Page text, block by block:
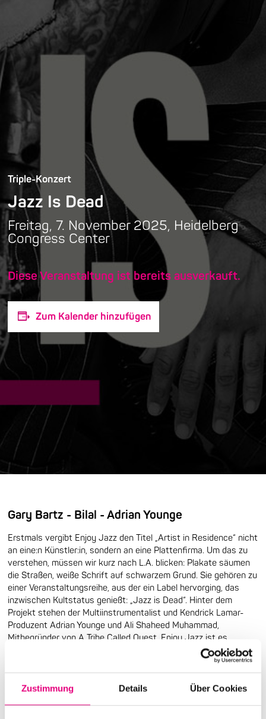
Zustimmung Details Über Cookies
Triple-Konzert
Jazz Is Dead
Freitag, 7. November 2025, Heidelberg
Congress Center
Diese Veranstaltung ist bereits ausverkauft.
Zum Kalender hinzufügen
Gary Bartz - Bilal - Adrian Younge
Erstmals vergibt Enjoy Jazz den Titel „Artist in Residence“ nicht
an eine:n Künstler:in, sondern an eine Plattenfirma. Um das zu
verstehen, müssen wir kurz nach L.A. blicken: Plakate säumen
die Straßen, weiße Schrift auf schwarzem Grund. Sie gehören zu
einer Veranstaltungsreihe, aus der ein Label hervorging, das
inzwischen Kultstatus genießt: „Jazz is Dead“. Hinter dem
Projekt stehen der Multiinstrumentalist und Kendrick Lamar-
Produzent Adrian Younge und Ali Shaheed Muhammad,
Mitbegründer von A Tribe Called Quest. Enjoy Jazz ist es
gelungen, einen großen Label-Abend nach Heidelberg zu holen.
Und nicht nur Adrian Younge kommt. Er bringt weitere Top-Acts
mit: den Sänger Bilal (u.a. Beyoncé, Kendrick Lamar), den
gefeierten Protagonisten der Neo-Soul-Bewegung, und, eine